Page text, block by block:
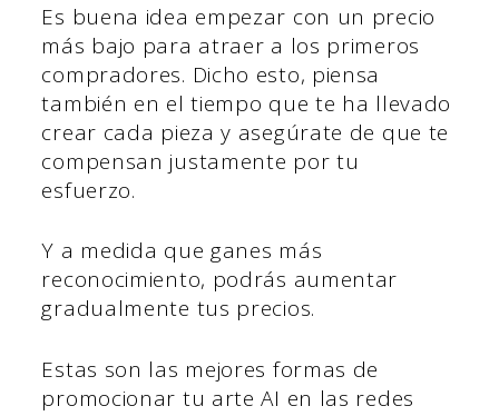
Es buena idea empezar con un precio
más bajo para atraer a los primeros
compradores. Dicho esto, piensa
también en el tiempo que te ha llevado
crear cada pieza y asegúrate de que te
compensan justamente por tu
esfuerzo.
Y a medida que ganes más
reconocimiento, podrás aumentar
gradualmente tus precios.
Estas son las mejores formas de
promocionar tu arte AI en las redes